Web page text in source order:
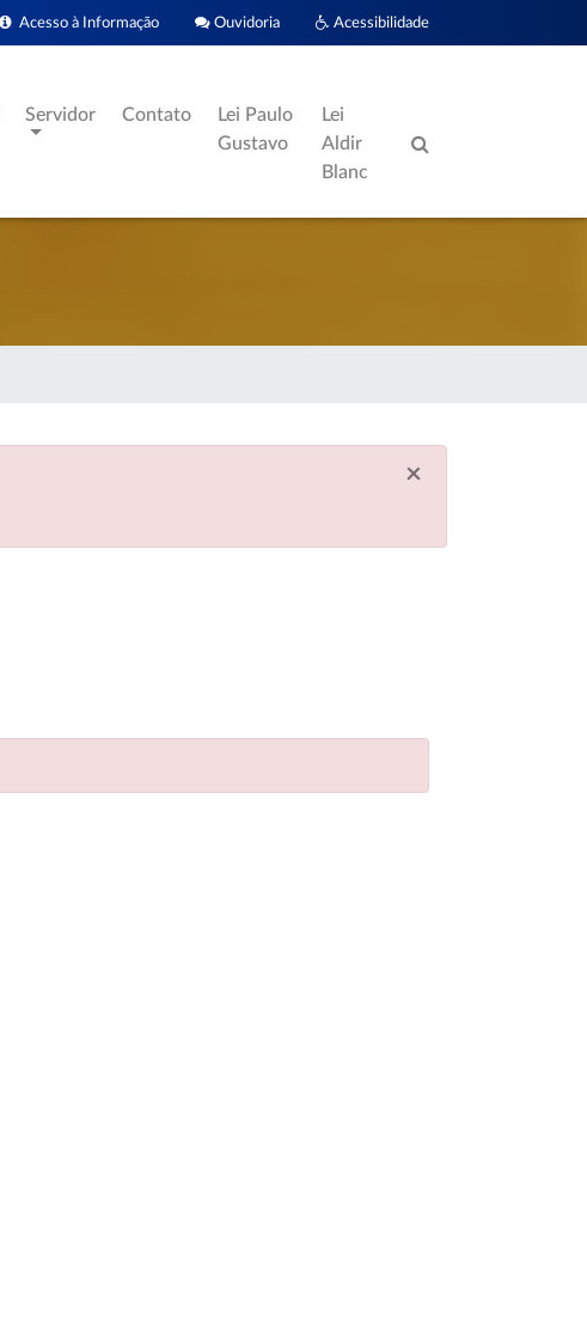
Acessibilidade
Ouvidoria
Acesso à Informação
Servidor Contato
Lei Paulo
Gustavo
Lei
Aldir
Blanc
×